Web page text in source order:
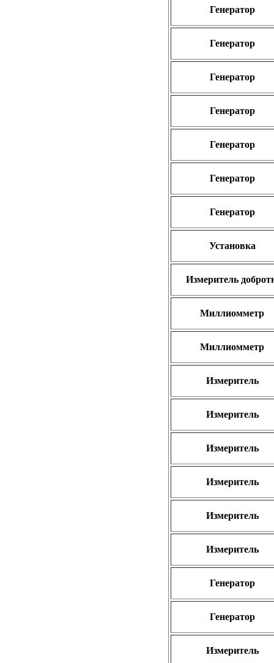
Генератор
Генератор
Генератор
Генератор
Генератор
Генератор
Генератор
Установка
Измеритель
Миллиомметр
Миллиомметр
Измеритель
Измеритель
Измеритель
Измеритель
Измеритель
Измеритель
Генератор
Генератор
Измеритель